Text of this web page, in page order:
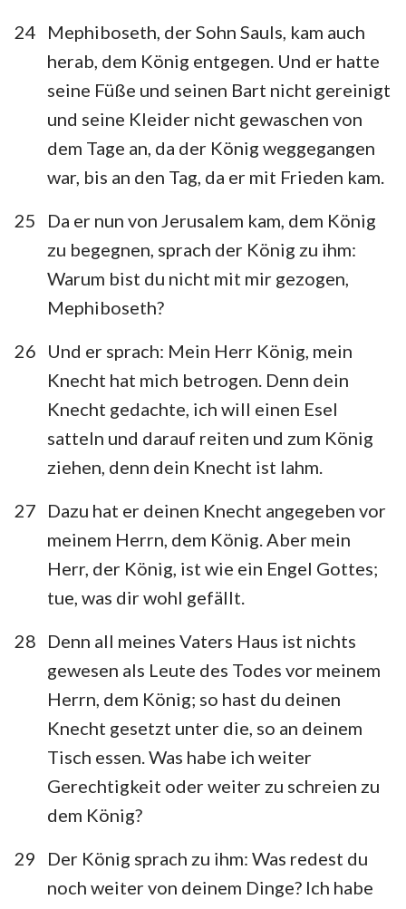
24
Mephiboseth, der Sohn Sauls, kam auch
herab, dem König entgegen. Und er hatte
seine Füße und seinen Bart nicht gereinigt
und seine Kleider nicht gewaschen von
dem Tage an, da der König weggegangen
war, bis an den Tag, da er mit Frieden kam.
25
Da er nun von Jerusalem kam, dem König
zu begegnen, sprach der König zu ihm:
Warum bist du nicht mit mir gezogen,
Mephiboseth?
26
Und er sprach: Mein Herr König, mein
Knecht hat mich betrogen. Denn dein
Knecht gedachte, ich will einen Esel
satteln und darauf reiten und zum König
ziehen, denn dein Knecht ist lahm.
27
Dazu hat er deinen Knecht angegeben vor
meinem Herrn, dem König. Aber mein
Herr, der König, ist wie ein Engel Gottes;
tue, was dir wohl gefällt.
28
Denn all meines Vaters Haus ist nichts
gewesen als Leute des Todes vor meinem
Herrn, dem König; so hast du deinen
Knecht gesetzt unter die, so an deinem
Tisch essen. Was habe ich weiter
Gerechtigkeit oder weiter zu schreien zu
dem König?
29
Der König sprach zu ihm: Was redest du
noch weiter von deinem Dinge? Ich habe